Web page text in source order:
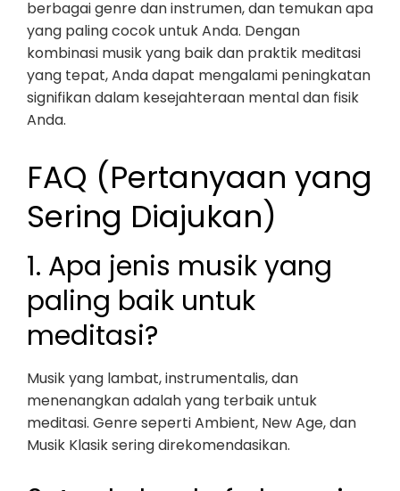
berbagai genre dan instrumen, dan temukan apa
yang paling cocok untuk Anda. Dengan
kombinasi musik yang baik dan praktik meditasi
yang tepat, Anda dapat mengalami peningkatan
signifikan dalam kesejahteraan mental dan fisik
Anda.
FAQ (Pertanyaan yang
Sering Diajukan)
1. Apa jenis musik yang
paling baik untuk
meditasi?
Musik yang lambat, instrumentalis, dan
menenangkan adalah yang terbaik untuk
meditasi. Genre seperti Ambient, New Age, dan
Musik Klasik sering direkomendasikan.